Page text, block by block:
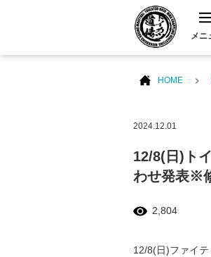
メニ
HOME
2024.12.01
12/8(日)ト
わせ発表※
2,804
12/8(日)ファイ